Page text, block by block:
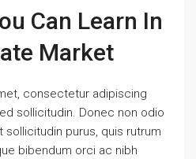
Can Learn In
Market
consectetur adipiscing
sollicitudin. Donec non odio
sollicitudin purus, quis rutrum
bibendum orci ac nibh